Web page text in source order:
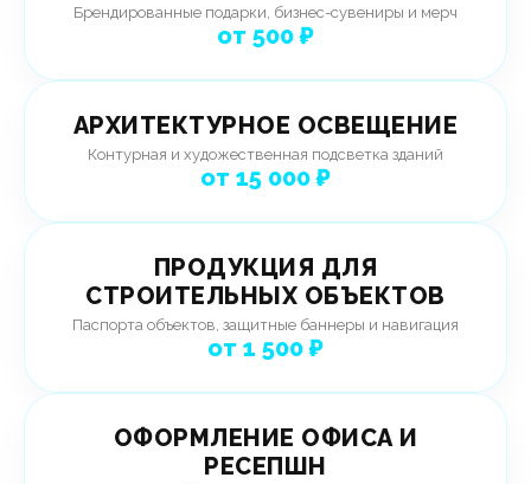
Брендированные подарки, бизнес-сувениры и мерч
от 500 ₽
АРХИТЕКТУРНОЕ ОСВЕЩЕНИЕ
Контурная и художественная подсветка зданий
от 15 000 ₽
ПРОДУКЦИЯ ДЛЯ
СТРОИТЕЛЬНЫХ ОБЪЕКТОВ
Паспорта объектов, защитные баннеры и навигация
от 1 500 ₽
ОФОРМЛЕНИЕ ОФИСА И
РЕСЕПШН